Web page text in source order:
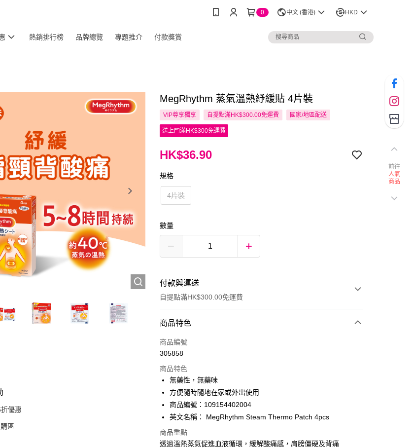
0 中文 (香港) HKD
熱銷排行榜 品牌總覽 專題推介 付款獎賞
優惠
區
MegRhythm 蒸氣溫熱紓緩貼 4片裝
VIP尊享獨享 自提點滿HK$300.00免運費 國家/地區配送
送上門滿HK$300免運費
HK$36.90
規格
4片裝
數量
付款與運送
自提點滿HK$300.00免運費
付款方式
信用卡
AlipayHK
PayMe
WeChat Pay
BoC Pay
商品特色
商品編號
305858
商品特色
無藥性，無藥味
方便隨時隨地在家或外出使用
商品編號：109154402004
英文名稱： MegRhythm Steam Thermo Patch 4pcs
商品重點
透過溫熱蒸氣促進血液循環，緩解酸痛感，肩膀僵硬及背痛
前往
人氣
商品